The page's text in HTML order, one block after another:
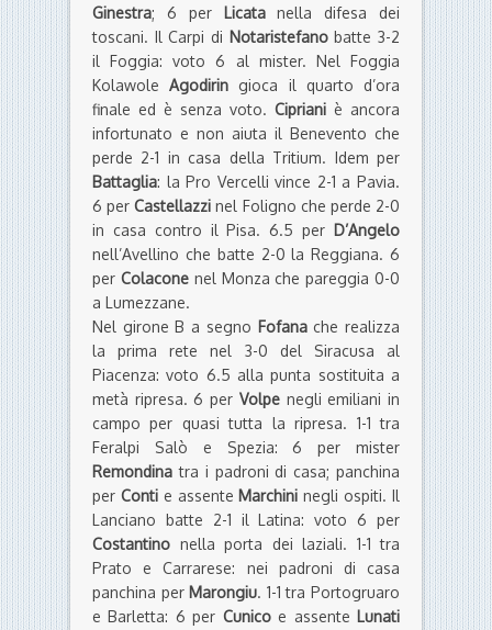
Ginestra; 6 per Licatanella difesa dei
toscani. Il Carpi di Notaristefanobatte 3-2
il Foggia: voto 6 al mister. Nel Foggia
KolawoleAgodirin gioca il quarto d’ora
finale ed è senza voto. Cipriani è ancora
infortunato e non aiuta il Benevento che
perde 2-1 in casa della Tritium. Idem per
Battaglia: la Pro Vercelli vince 2-1 a Pavia.
6 perCastellazzi nel Foligno che perde 2-0
in casa contro il Pisa. 6.5 per D’Angelo
nell’Avellino che batte 2-0 la Reggiana. 6
per Colaconenel Monza che pareggia 0-0
a Lumezzane.
Nel girone B a segno Fofanache realizza
la prima rete nel 3-0 del Siracusa al
Piacenza: voto 6.5 alla punta sostituita a
metà ripresa. 6 per Volpenegli emiliani in
campo per quasi tutta la ripresa. 1-1 tra
Feralpi Salò e Spezia: 6 per mister
Remondina tra i padroni di casa; panchina
per Contie assente Marchini negli ospiti. Il
Lanciano batte 2-1 il Latina: voto 6 per
Costantino nella porta dei laziali. 1-1 tra
Prato e Carrarese: nei padroni di casa
panchina per Marongiu. 1-1 tra Portogruaro
e Barletta: 6 per Cunico e assente Lunati